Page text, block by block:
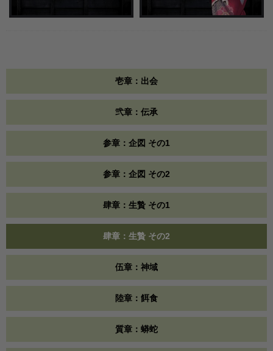
壱章：出会
弐章：伝承
参章：企図 その1
参章：企図 その2
肆章：生贄 その1
肆章：生贄 その2
伍章：神域
陸章：餌食
質章：蟒蛇